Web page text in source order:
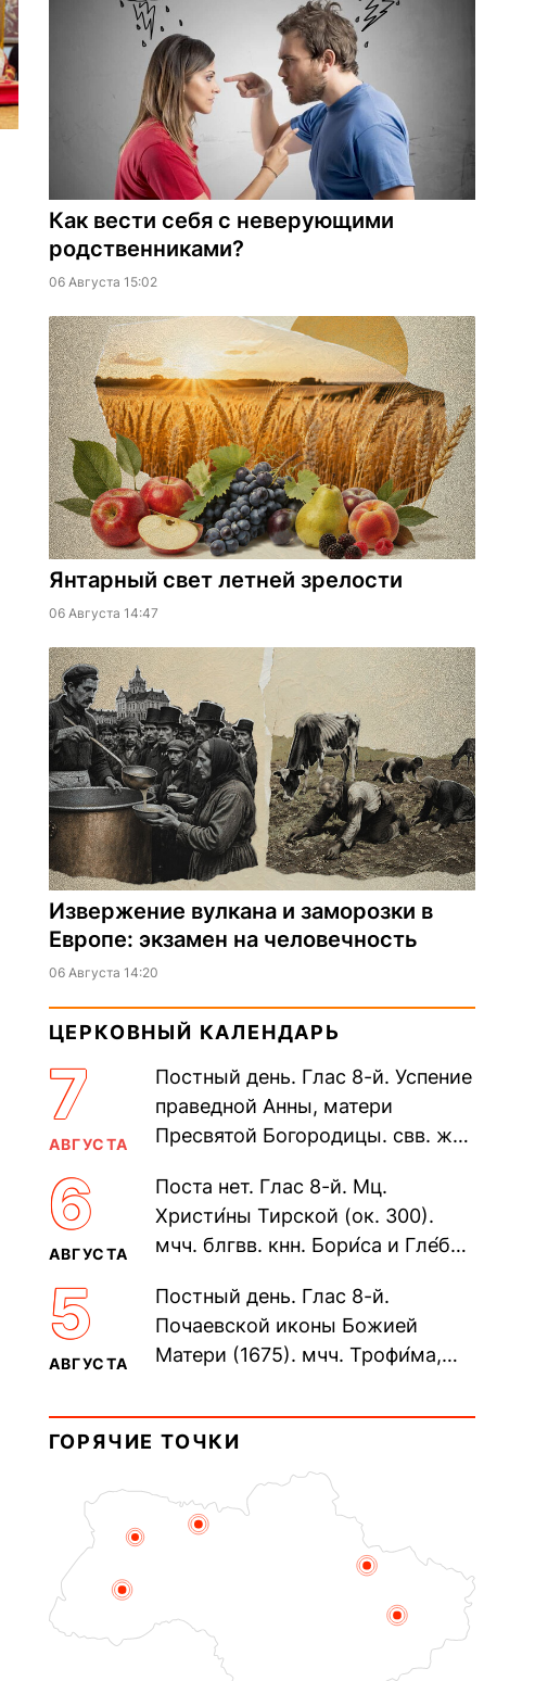
Как вести себя с неверующими
родственниками?
06 Августа 15:02
Янтарный свет летней зрелости
06 Августа 14:47
Извержение вулкана и заморозки в
Европе: экзамен на человечность
06 Августа 14:20
ЦЕРКОВНЫЙ КАЛЕНДАРЬ
7
АВГУСТА
Постный день. Глас 8-й. Успение
праведной Анны, матери
Пресвятой Богородицы. свв. жен
прп. Евпракси́и девы,...
6
АВГУСТА
Поста нет. Глас 8-й. Мц.
Христи́ны Тирской (ок. 300).
мчч. блгвв. кнн. Бори́са и Гле́ба,
Дави́да (1015). Прп....
5
АВГУСТА
Постный день. Глас 8-й.
Почаевской иконы Божией
Матери (1675). мчч. Трофи́ма,
мучеников (284–305). прав.
воина Фео́дора...
ГОРЯЧИЕ ТОЧКИ